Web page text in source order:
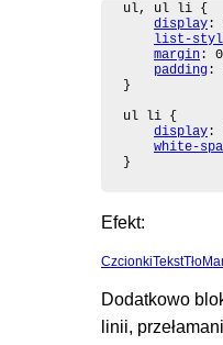
ul, ul li {
display :
list-
margin :
padding :
}
ul li {
display :
white-
}
Efekt:
CzcionkiTekstTło
Dodatkowo
linii,